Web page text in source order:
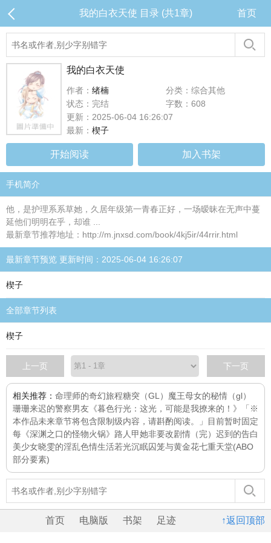
我的白衣天使 目录 (共1章) 首页
我的白衣天使
作者： 绪楠
分类：综合其他
状态：完结
字数：608
更新：2025-06-04 16:26:07
最新： 楔子
开始阅读 加入书架
手机简介
他，是护理系系草她，久居年级第一青春正好，一场暧昧在无声中蔓
延他们明明在乎，却谁 ...
最新章节推荐地址：http://m.jnxsd.com/book/4kj5ir/44rrir.html
最新章节预览 更新时间：2025-06-04 16:26:07
楔子
全部章节列表
楔子
上一页 下一页
相关推荐： 命理师的奇幻旅程糖突（GL） 魔王母女的秘情（gl）
珊珊来迟的警察男友 《暮色行光：这光，可能是我撩来的！》「※
本作品未来章节将包含限制级内容，请斟酌阅读。」目前暂时固定
每 《深渊之口的怪物火锅》 路人甲她非要改剧情（完） 迟到的告白
美少女晓雯的淫乱色情生活若光沉眠囚笼与黄金花七重天堂(ABO
部分要素)
↑返回顶部
首页 电脑版 书架 足迹